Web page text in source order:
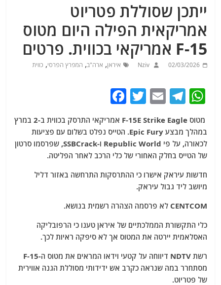
ייתכן שסוללת פטריוט
אמריקאית הפילה היום מטוס
F-15 אמריקאי בכווית. פרטים
02/03/2026
Nziv איראן, ארה"ב, המפרץ הפרסי, כווית
W
h
at
s
A
p
p
T
el
e
g
ra
m
E
ai
l
T
itt
er
c
e
b
o
k
מטוס F-15E Strike Eagle אמריקאי התרסק בכווית ב-2 במרץ
במהלך מבצע Epic Fury. הטייס נפלט בשלום עם פציעות
לכאורה, על פי Republic World ו-SSBCrack, שפרסמו סרטון
של הטייס בחלק האחורי של כלי הרכב לאחר הפליטה.
חדשות עיראק אישרו כי ההתרסקות התרחשה באזור דליל
מיושב ליד גבול עיראק.
CENTCOM לא פרסמה הצהרה רשמית בנושא.
כלי התקשורת הממלכתיים של איראן טענו כי הרפובליקה
האסלאמית יירטה את המטוס אך לא סיפקה ראיות לכך.
רשת NDTV דיווחה על קטעי וידאו המראים את מטוס ה-F-15
מסתחרר במה שנראה כקרב אש ידידותי מסוללת הגנה אווירית
של פטריוט.